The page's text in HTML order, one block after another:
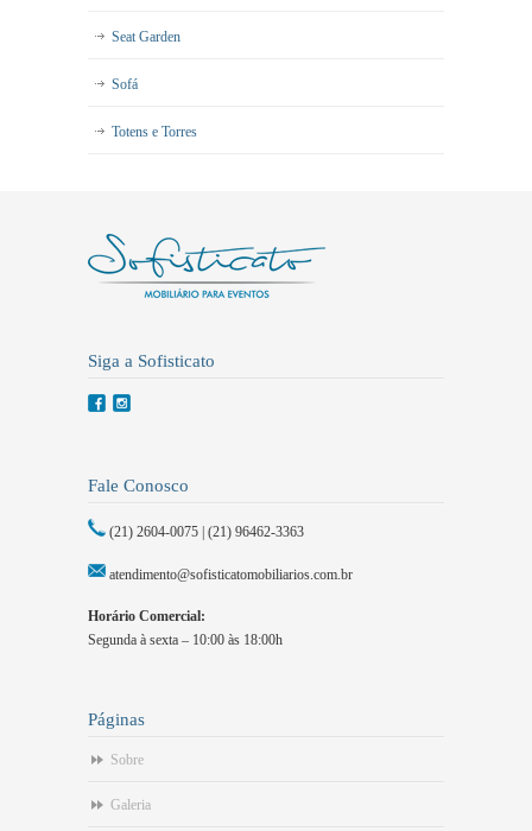
Seat Garden
Sofá
Totens e Torres
Siga a Sofisticato
Fale Conosco
(21) 2604-0075 | (21) 96462-3363
atendimento@sofisticatomobiliarios.com.br
Horário Comercial:
Segunda à sexta – 10:00 às 18:00h
Páginas
Sobre
Galeria